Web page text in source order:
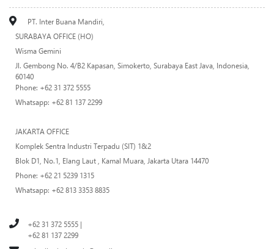
PT. Inter Buana Mandiri,
SURABAYA OFFICE (HO)
Wisma Gemini
Jl. Gembong No. 4/B2 Kapasan, Simokerto, Surabaya East Java, Indonesia,
60140
Phone: +62 31 372 5555
Whatsapp: +62 81 137 2299
JAKARTA OFFICE
Komplek Sentra Industri Terpadu (SIT) 1&2
Blok D1, No.1, Elang Laut , Kamal Muara, Jakarta Utara 14470
Phone: +62 21 5239 1315
Whatsapp: +62 813 3353 8835
+62 31 372 5555 |
+62 81 137 2299